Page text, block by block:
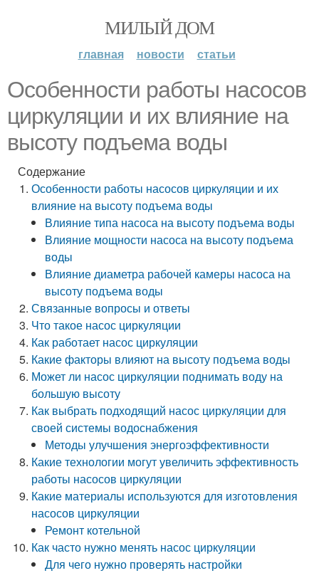
МИЛЫЙ ДОМ
главная новости статьи
Особенности работы насосов
циркуляции и их влияние на
высоту подъема воды
Содержание
Особенности работы насосов циркуляции и их
влияние на высоту подъема воды
Влияние типа насоса на высоту подъема воды
Влияние мощности насоса на высоту подъема
воды
Влияние диаметра рабочей камеры насоса на
высоту подъема воды
Связанные вопросы и ответы
Что такое насос циркуляции
Как работает насос циркуляции
Какие факторы влияют на высоту подъема воды
Может ли насос циркуляции поднимать воду на
большую высоту
Как выбрать подходящий насос циркуляции для
своей системы водоснабжения
Методы улучшения энергоэффективности
Какие технологии могут увеличить эффективность
работы насосов циркуляции
Какие материалы используются для изготовления
насосов циркуляции
Ремонт котельной
Как часто нужно менять насос циркуляции
Для чего нужно проверять настройки